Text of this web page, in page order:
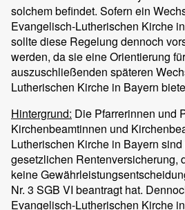
solchem befindet. Sofern ein
Evangelisch-Lutherischen Kirche
sollte diese Regelung dennoch
werden, da sie eine Orientierung
auszuschließenden späteren
Lutherischen Kirche in Bayern
Hintergrund: Die Pfarrerinnen und
Kirchenbeamtinnen und
Lutherischen Kirche in Bayern
gesetzlichen Rentenversicherung,
keine
Nr. 3 SGB VI beantragt hat.
Evangelisch-Lutherischen Kirche